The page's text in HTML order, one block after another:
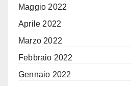
Maggio 2022
Aprile 2022
Marzo 2022
Febbraio 2022
Gennaio 2022